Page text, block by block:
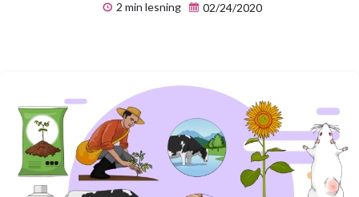
2 min lesning 02/24/2020